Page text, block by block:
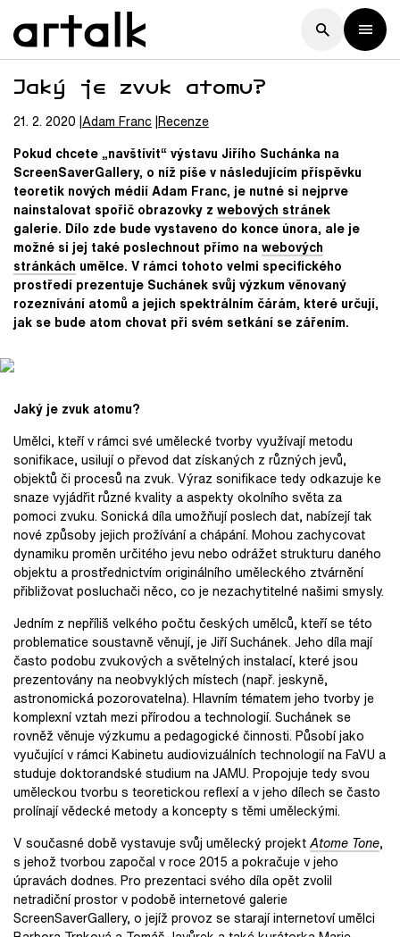
Jaký je zvuk atomu?
21. 2. 2020 Adam Franc Recenze
Pokud chcete „navštívit“ výstavu Jiřího Suchánka na
ScreenSaverGallery, o níž píše v následujícím příspěvku
teoretik nových médií Adam Franc, je nutné si nejprve
nainstalovat spořič obrazovky z webových stránek
galerie. Dílo zde bude vystaveno do konce února, ale je
možné si jej také poslechnout přímo na webových
stránkách umělce. V rámci tohoto velmi specifického
prostředí prezentuje Suchánek svůj výzkum věnovaný
rozeznívání atomů a jejich spektrálním čárám, které určují,
jak se bude atom chovat při svém setkání se zářením.
Jaký je zvuk atomu?
Umělci, kteří v rámci své umělecké tvorby využívají metodu
sonifikace, usilují o převod dat získaných z různých jevů,
objektů či procesů na zvuk. Výraz sonifikace tedy odkazuje ke
snaze vyjádřit různé kvality a aspekty okolního světa za
pomoci zvuku. Sonická díla umožňují poslech dat, nabízejí tak
nové způsoby jejich prožívání a chápání. Mohou zachycovat
dynamiku proměn určitého jevu nebo odrážet strukturu daného
objektu a prostřednictvím originálního uměleckého ztvárnění
přibližovat posluchači něco, co je nezachytitelné našimi smysly.
Jedním z nepříliš velkého počtu českých umělců, kteří se této
problematice soustavně věnují, je Jiří Suchánek. Jeho díla mají
často podobu zvukových a světelných instalací, které jsou
prezentovány na neobvyklých místech (např. jeskyně,
astronomická pozorovatelna). Hlavním tématem jeho tvorby je
komplexní vztah mezi přírodou a technologií. Suchánek se
rovněž věnuje výzkumu a pedagogické činnosti. Působí jako
vyučující v rámci Kabinetu audiovizuálních technologií na FaVU a
studuje doktorandské studium na JAMU. Propojuje tedy svou
uměleckou tvorbu s teoretickou reflexí a v jeho dílech se často
prolínají vědecké metody a koncepty s těmi uměleckými.
V současné době vystavuje svůj umělecký projektAtome Tone,
s jehož tvorbou započal v roce 2015 a pokračuje v jeho
úpravách dodnes. Pro prezentaci svého díla opět zvolil
netradiční prostor v podobě internetové galerie
ScreenSaverGallery, o jejíž provoz se starají internetoví umělci